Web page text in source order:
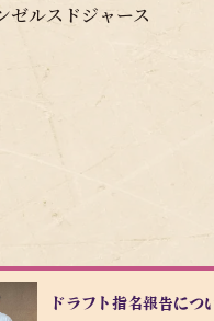
ゼルスドジャース
ドラフト指名報告につ